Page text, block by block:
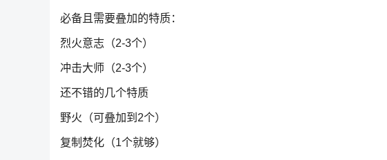
必备且需要叠加的特质：
烈火意志（2-3个）
冲击大师（2-3个）
还不错的几个特质
野火（可叠加到2个）
复制焚化（1个就够）